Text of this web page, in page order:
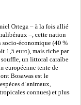
Ortega – à la fois allié
–, cette nation
socio-économique (40 %
1,5 euro), mais riche par
souffle, un littoral caraïbe
européenne tente de
Bosawas est le
d’animaux,
connues) et plus